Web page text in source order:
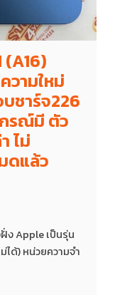
(A16)
วามใหม่
ชาร์จ226
รณ์มี ตัว
ไม่
ดแล้ว
ง Apple เป็นรุ่น
ได้) หน่วยความจำ